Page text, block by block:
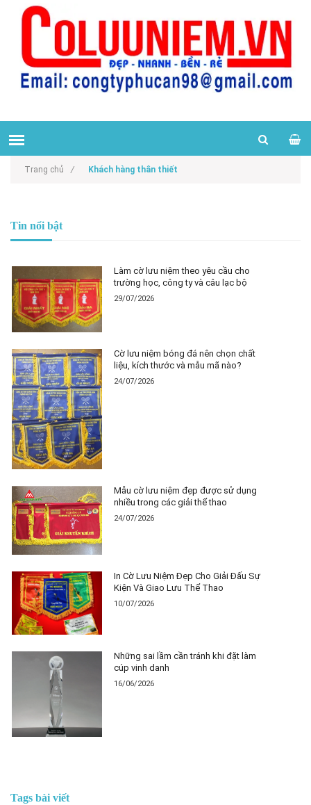
Trang chủ / Khách hàng thân thiết
Tin nổi bật
Làm cờ lưu niệm theo yêu cầu cho
trường học, công ty và câu lạc bộ
29/07/2026
Cờ lưu niệm bóng đá nên chọn chất
liệu, kích thước và mẫu mã nào?
24/07/2026
Mẫu cờ lưu niệm đẹp được sử dụng
nhiều trong các giải thể thao
24/07/2026
In Cờ Lưu Niệm Đẹp Cho Giải Đấu Sự
Kiện Và Giao Lưu Thể Thao
10/07/2026
Những sai lầm cần tránh khi đặt làm
cúp vinh danh
16/06/2026
Tags bài viết